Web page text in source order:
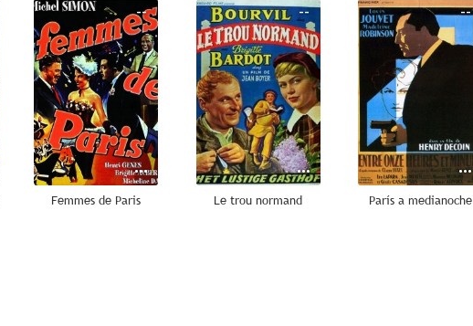
--
Femmes de Paris
--
Le trou normand
--
París a medianoche